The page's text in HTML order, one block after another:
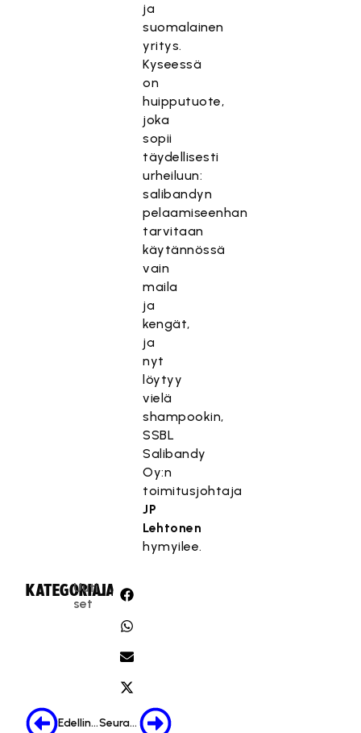
ja
suomalainen
yritys.
Kyseessä
on
huipputuote,
joka
sopii
täydellisesti
urheiluun:
salibandyn
pelaamiseenhan
tarvitaan
käytännössä
vain
maila
ja
kengät,
ja
nyt
löytyy
vielä
shampookin,
SSBL
Salibandy
Oy:n
toimitusjohtaja
JP
Lehtonen
hymyilee.
KATEGORIA:
Uuti
set
JAA:
Edellinen Seuraava